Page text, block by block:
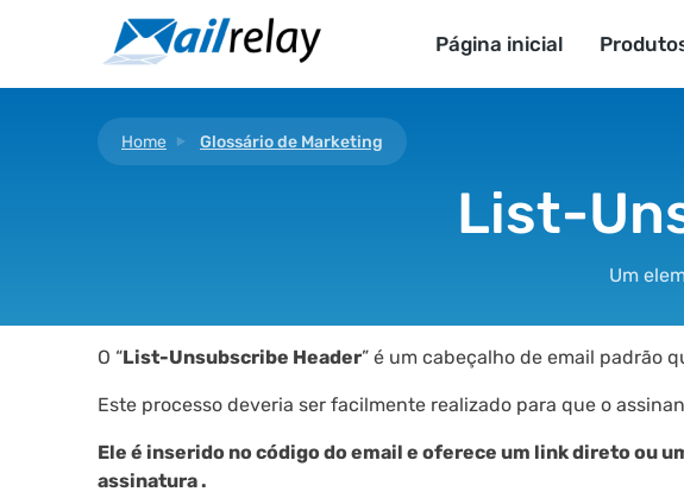
Página inicial
Home Glossário de Marketing
List-
Um
O “List-Unsubscribe Header” é um cabeçalho de email padrão
Este processo deveria ser facilmente realizado para que o
Ele é inserido no código do email e oferece um link direto ou
assinatura .